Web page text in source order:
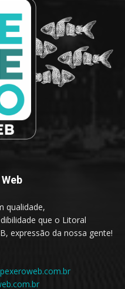
qualidade,
que o Litoral
expressão da nossa gente!